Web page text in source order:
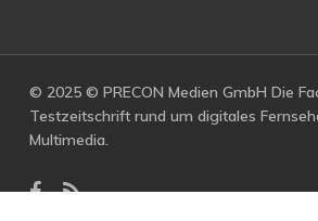
© 2025 © PRECON Medien GmbH Die
Testzeitschrift rund um digitales
Multimedia.
facebook
RSS